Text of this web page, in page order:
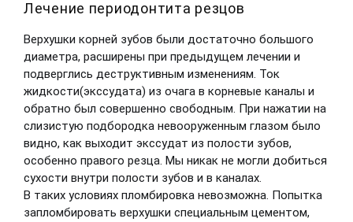
Лечение периодонтита резцов
Верхушки корней зубов были достаточно большого
диаметра, расширены при предыдущем лечении и
подверглись деструктивным изменениям. Ток
жидкости(экссудата) из очага в корневые каналы и
обратно был совершенно свободным. При нажатии на
слизистую подбородка невооруженным глазом было
видно, как выходит экссудат из полости зубов,
особенно правого резца. Мы никак не могли добиться
сухости внутри полости зубов и в каналах.
В таких условиях пломбировка невозможна. Попытка
запломбировать верхушки специальным цементом,